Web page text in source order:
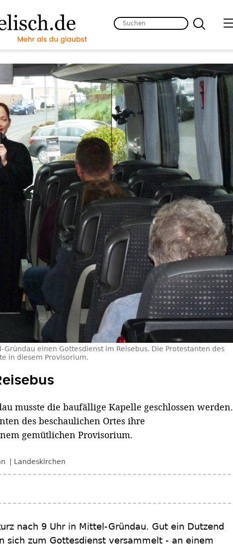
einen Gottesdienst im Reisebus. Die Protestanten des
in diesem Provisorium.
musste die baufällige Kapelle geschlossen werden.
des beschaulichen Ortes ihre
gemütlichen Provisorium.
Landeskirchen
nach 9 Uhr in Mittel-Gründau. Gut ein Dutzend
sich zum Gottesdienst versammelt - an einem